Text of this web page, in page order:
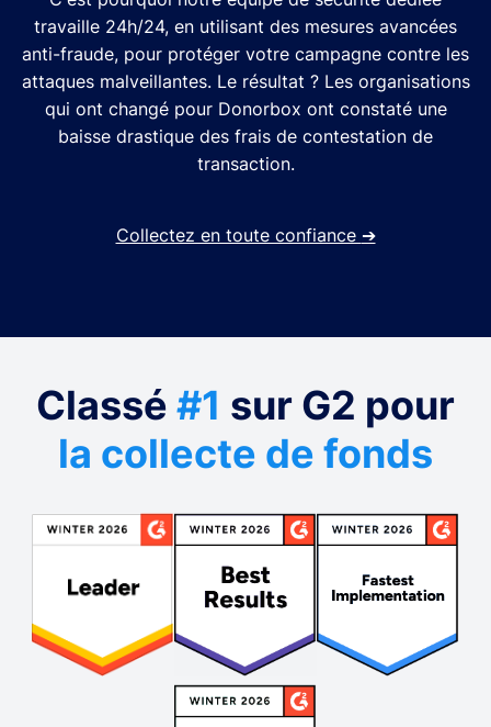
travaille 24h/24, en utilisant des mesures avancées
anti-fraude, pour protéger votre campagne contre les
attaques malveillantes. Le résultat ? Les organisations
qui ont changé pour Donorbox ont constaté une
baisse drastique des frais de contestation de
transaction.
Collectez en toute confiance ➔
Classé #1 sur G2 pour
la collecte de fonds